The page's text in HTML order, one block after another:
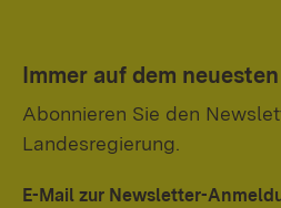
Immer auf dem
Abonnieren Sie den
Landesregierung.
E-Mail zur Newsletter-